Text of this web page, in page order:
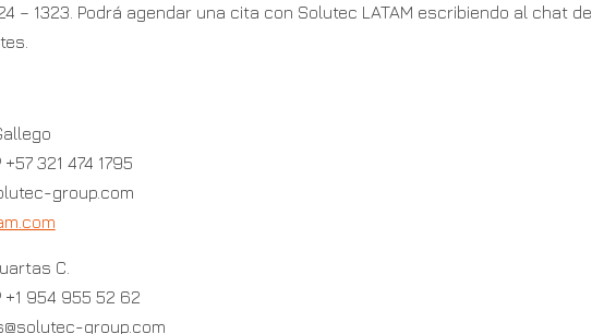
– 1323. Podrá agendar una cita con Solutec LATAM escribiendo al chat de
321 474 1795
group.com
C.
+1 954 955 52 62
group.com